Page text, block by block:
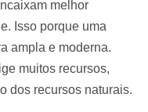
melhor
Isso porque uma
ampla e moderna.
muitos recursos,
dos recursos naturais.